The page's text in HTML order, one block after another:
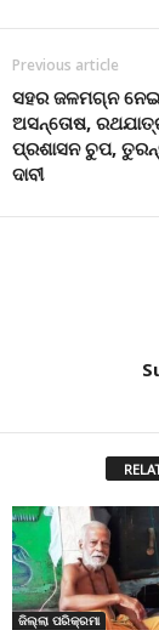
Previous article
ସହର ଜଳମଗ୍ନ
ଅସନ୍ତୋଷ,
ପ୍ରଶାସନ ଚୁପ,
ଦାବୀ
ଜିଲ୍ଲା ପରିକ୍ରମା